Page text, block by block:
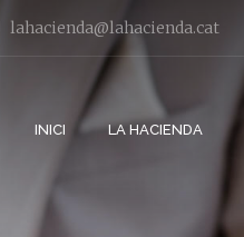
lahacienda@lahacienda.cat
INICI LA HACIENDA